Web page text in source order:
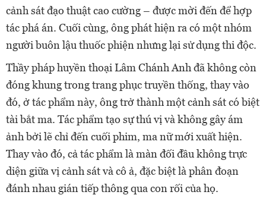
cảnh sát đạo thuật cao cường – được mời đến để hợp
tác phá án. Cuối cùng, ông phát hiện ra có một nhóm
người buôn lậu thuốc phiện nhưng lại sử dụng thi độc.
Thầy pháp huyền thoại Lâm Chánh Anh đã không còn
đóng khung trong trang phục truyền thống, thay vào
đó, ở tác phẩm này, ông trở thành một cảnh sát có biệt
tài bắt ma. Tác phẩm tạo sự thú vị và không gây ám
ảnh bởi lẽ chỉ đến cuối phim, ma nữ mới xuất hiện.
Thay vào đó, cả tác phẩm là màn đối đầu không trực
diện giữa vị cảnh sát và cô ả, đặc biệt là phân đoạn
đánh nhau gián tiếp thông qua con rối của họ.